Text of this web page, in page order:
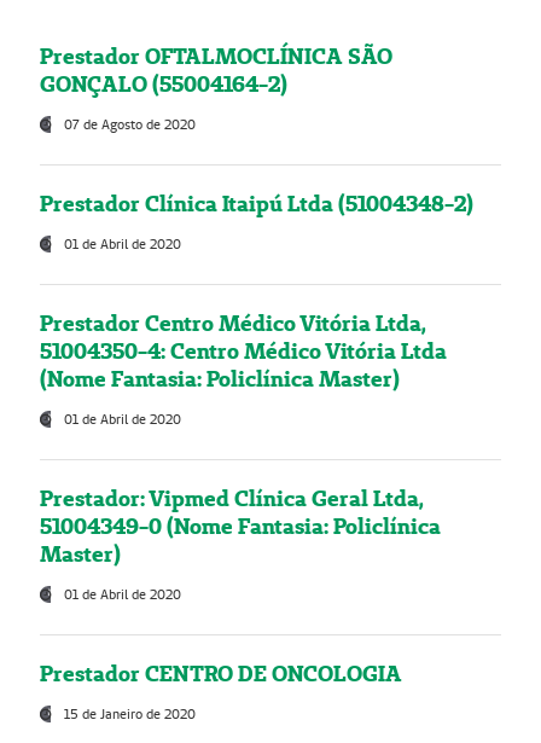
Prestador OFTALMOCLÍNICA SÃO
GONÇALO (55004164-2)
07 de Agosto de 2020
Prestador Clínica Itaipú Ltda (51004348-2)
01 de Abril de 2020
Prestador Centro Médico Vitória Ltda,
51004350-4: Centro Médico Vitória Ltda
(Nome Fantasia: Policlínica Master)
01 de Abril de 2020
Prestador: Vipmed Clínica Geral Ltda,
51004349-0 (Nome Fantasia: Policlínica
Master)
01 de Abril de 2020
Prestador CENTRO DE ONCOLOGIA
15 de Janeiro de 2020